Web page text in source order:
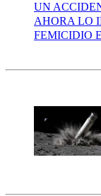
UN
AHORA LO
FEMICIDIO